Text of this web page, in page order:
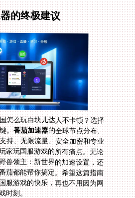
的终极建议
怎么玩白块儿达人不卡顿？选择
。番茄加速器的全球节点分布、
智能线路推荐、多平台支持、无限流量、安全加密和专业
售后，完美解决了海外玩家玩国服游戏的所有痛点。无论
是白块儿达人的卡顿、野兽领主：新世界的加速设置，还
是英雄杀的延迟问题，番茄都能帮你搞定。希望这篇指南
能让你在海外也能畅享国服游戏的快乐，再也不用因为网
时刻。